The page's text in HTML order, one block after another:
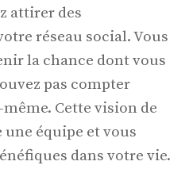
attirer des
réseau social. Vous
la chance dont vous
pas compter
Cette vision de
équipe et vous
dans votre vie.